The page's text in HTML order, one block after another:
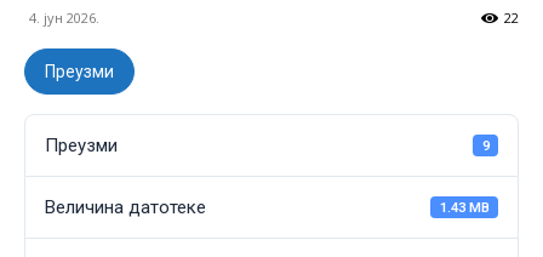
4. јун 2026. 22
Преузми
Преузми 9
Величина датотеке 1.43 MB